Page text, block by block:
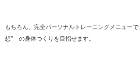
もちろん、完全パーソナルトレーニングメニュー
想” の身体つくりを目指せます。